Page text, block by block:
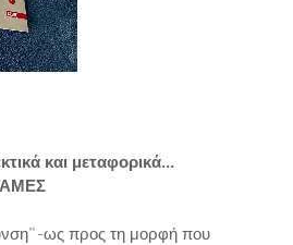
και μεταφορικά...
-ως προς τη μορφή που